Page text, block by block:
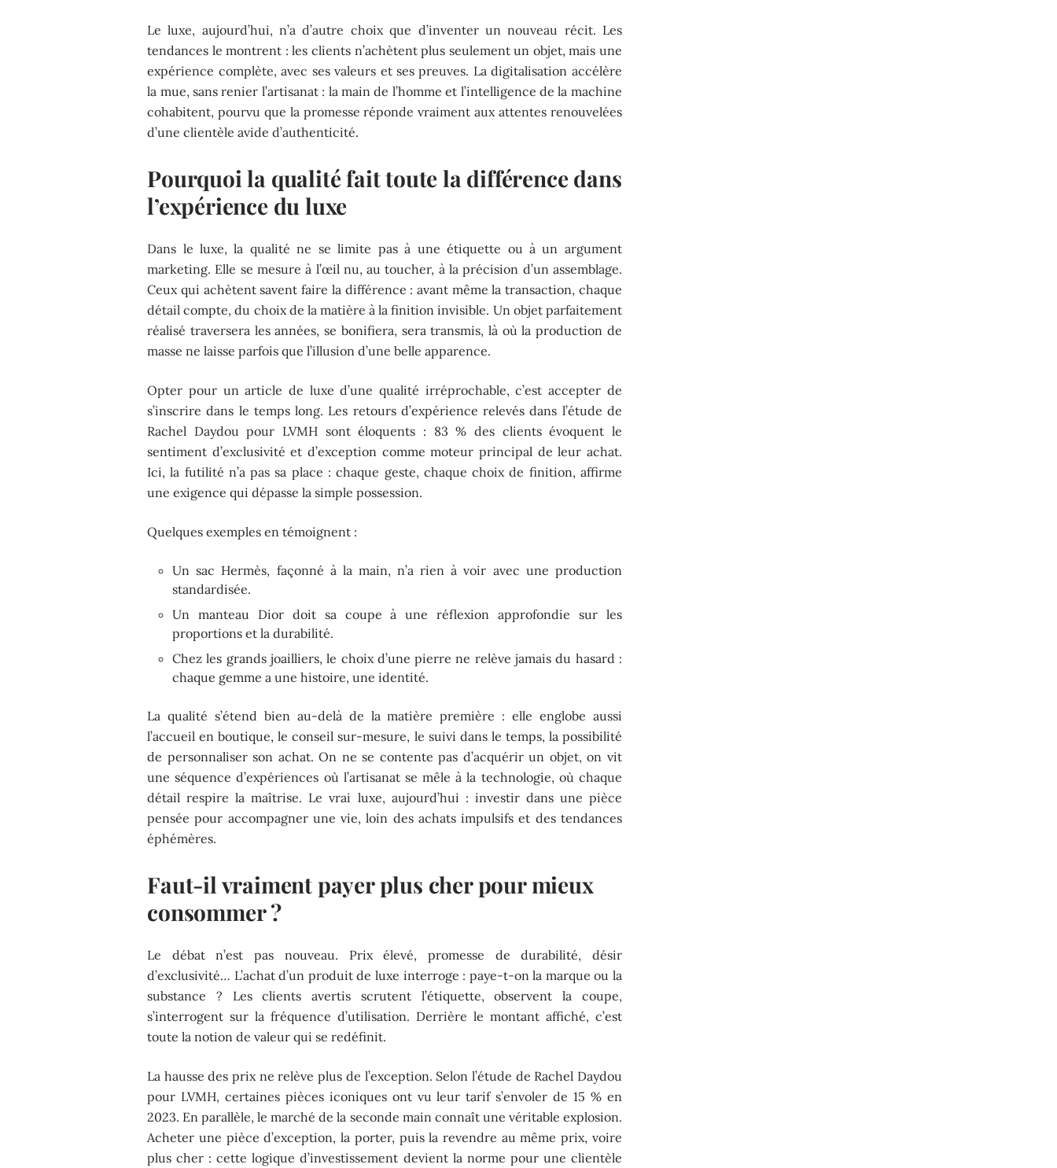
Le luxe, aujourd’hui, n’a d’autre choix que d’inventer un nouveau récit. Les
tendances le montrent : les clients n’achètent plus seulement un objet, mais une
expérience complète, avec ses valeurs et ses preuves. La digitalisation accélère
la mue, sans renier l’artisanat : la main de l’homme et l’intelligence de la machine
cohabitent, pourvu que la promesse réponde vraiment aux attentes renouvelées
d’une clientèle avide d’authenticité.
Pourquoi la qualité fait toute la différence dans
l’expérience du luxe
Dans le luxe, la qualité ne se limite pas à une étiquette ou à un argument
marketing. Elle se mesure à l’œil nu, au toucher, à la précision d’un assemblage.
Ceux qui achètent savent faire la différence : avant même la transaction, chaque
détail compte, du choix de la matière à la finition invisible. Un objet parfaitement
réalisé traversera les années, se bonifiera, sera transmis, là où la production de
masse ne laisse parfois que l’illusion d’une belle apparence.
Opter pour un article de luxe d’une qualité irréprochable, c’est accepter de
s’inscrire dans le temps long. Les retours d’expérience relevés dans l’étude de
Rachel Daydou pour LVMH sont éloquents : 83 % des clients évoquent le
sentiment d’exclusivité et d’exception comme moteur principal de leur achat.
Ici, la futilité n’a pas sa place : chaque geste, chaque choix de finition, affirme
une exigence qui dépasse la simple possession.
Quelques exemples en témoignent :
Un sac Hermès, façonné à la main, n’a rien à voir avec une production
standardisée.
Un manteau Dior doit sa coupe à une réflexion approfondie sur les
proportions et la durabilité.
Chez les grands joailliers, le choix d’une pierre ne relève jamais du hasard :
chaque gemme a une histoire, une identité.
La qualité s’étend bien au-delà de la matière première : elle englobe aussi
l’accueil en boutique, le conseil sur-mesure, le suivi dans le temps, la possibilité
de personnaliser son achat. On ne se contente pas d’acquérir un objet, on vit
une séquence d’expériences où l’artisanat se mêle à la technologie, où chaque
détail respire la maîtrise. Le vrai luxe, aujourd’hui : investir dans une pièce
pensée pour accompagner une vie, loin des achats impulsifs et des tendances
éphémères.
Faut-il vraiment payer plus cher pour mieux
consommer ?
Le débat n’est pas nouveau. Prix élevé, promesse de durabilité, désir
d’exclusivité… L’achat d’un produit de luxe interroge : paye-t-on la marque ou la
substance ? Les clients avertis scrutent l’étiquette, observent la coupe,
s’interrogent sur la fréquence d’utilisation. Derrière le montant affiché, c’est
toute la notion de valeur qui se redéfinit.
La hausse des prix ne relève plus de l’exception. Selon l’étude de Rachel Daydou
pour LVMH, certaines pièces iconiques ont vu leur tarif s’envoler de 15 % en
2023. En parallèle, le marché de la seconde main connaît une véritable explosion.
Acheter une pièce d’exception, la porter, puis la revendre au même prix, voire
plus cher : cette logique d’investissement devient la norme pour une clientèle